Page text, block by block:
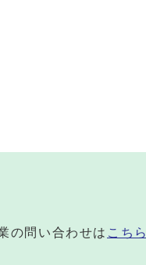
の問い合わせは こちら